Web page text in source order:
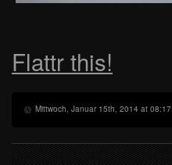
Flattr this!
Mittwoch, Januar 15th, 2014 at 08:17